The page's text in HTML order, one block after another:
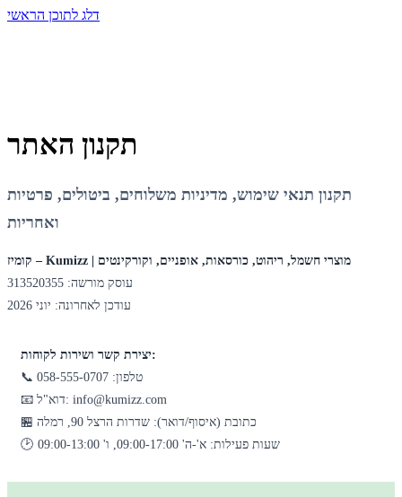
דלג לתוכן הראשי
תקנון האתר
תקנון תנאי שימוש, מדיניות משלוחים, ביטולים, פרטיות
ואחריות
קומיז – Kumizz | מוצרי חשמל, ריהוט, כורסאות, אופניים, וקורקינטים
עוסק מורשה: 313520355
עודכן לאחרונה: יוני 2026
יצירת קשר ושירות לקוחות:
📞 טלפון: 058-555-0707
📧 דוא"ל: info@kumizz.com
🏪 כתובת (איסוף/דואר): שדרות הרצל 90, רמלה
🕑 שעות פעילות: א'-ה' 09:00-17:00, ו' 09:00-13:00